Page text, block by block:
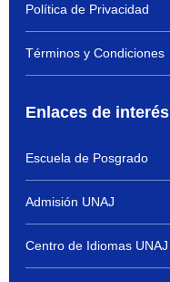
Política de Privacidad
Términos y Condiciones
Enlaces de interés
Escuela de Posgrado
Admisión UNAJ
Centro de Idiomas UNAJ